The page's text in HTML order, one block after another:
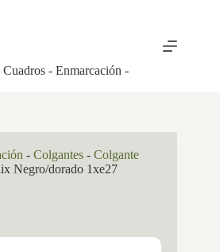
- Enmarcación -
- Colgantes - Colgante
Negro/dorado 1xe27